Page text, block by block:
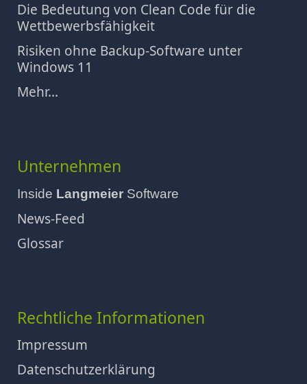
Die Bedeutung von Clean Code für die
Wettbewerbsfähigkeit
Risiken ohne Backup-Software unter
Windows 11
Mehr...
Unternehmen
Inside Langmeier Software
News-Feed
Glossar
Rechtliche Informationen
Impressum
Datenschutzerklärung